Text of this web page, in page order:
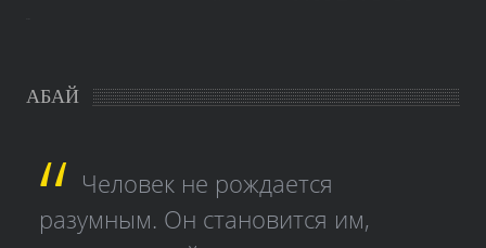
АБАЙ
Человек не рождается
разумным. Он становится им,